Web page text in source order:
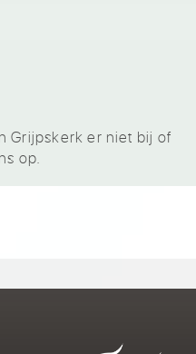
Grijpskerk er niet bij of
op.